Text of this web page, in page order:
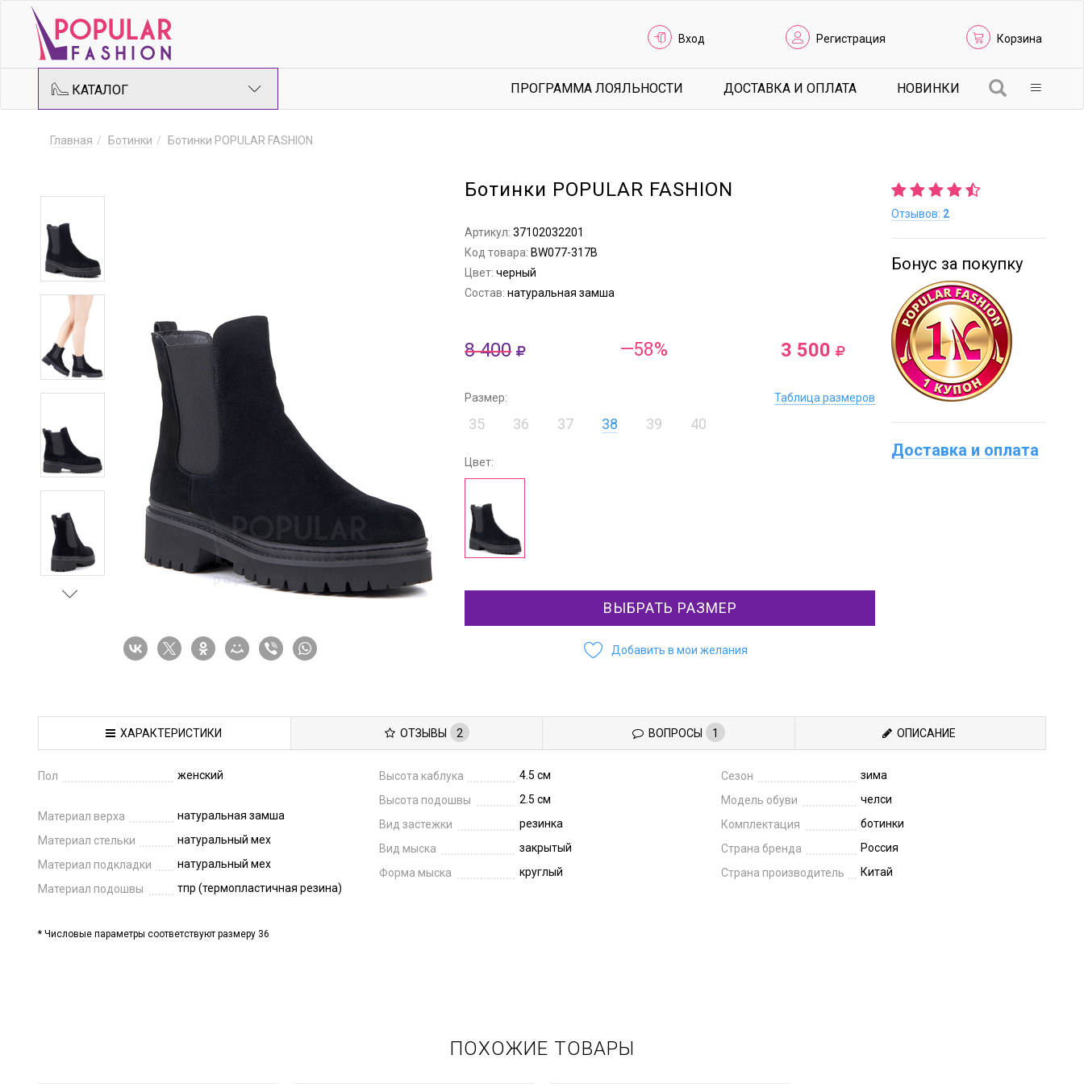
Вход Регистрация Корзина
КАТАЛОГ ПРОГРАММА ЛОЯЛЬНОСТИ ДОСТАВКА И ОПЛАТА НОВИНКИ
Главная Ботинки Ботинки POPULAR FASHION
Ботинки POPULAR FASHION
Артикул:37102032201
Код товара: BW077-317B
Цвет:черный
Состав:натуральная замша
8 400 —58% 3 500
Размер: Таблица размеров
35 36 37 38 39 40
Цвет:
ВЫБРАТЬ РАЗМЕР
Добавить в мои желания
Отзывов: 2
Бонус за покупку
Доставка и оплата
ХАРАКТЕРИСТИКИ ОТЗЫВЫ 2 ВОПРОСЫ 1 ОПИСАНИЕ
Пол женский
Материал верха
натуральная замша
Материал стельки
натуральный мех
Материал подкладки
натуральный мех
Материал подошвы
тпр (термопластичная резина)
Высота каблука
4.5 см
Высота подошвы
2.5 см
Вид застежки
резинка
Вид мыска
закрытый
Форма мыска
круглый
Сезон
зима
Модель обуви
челси
Комплектация
ботинки
Страна бренда
Россия
Страна производитель
Китай
* Числовые параметры соответствуют размеру 36
ПОХОЖИЕ ТОВАРЫ